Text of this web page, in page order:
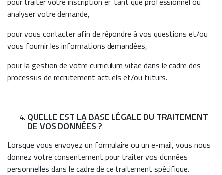
analyser votre demande,
pour vous contacter afin de répondre à vos questions et/ou
vous fournir les informations demandées,
pour la gestion de votre curriculum vitae dans le cadre des
processus de recrutement actuels et/ou futurs.
QUELLE EST LA BASE LÉGALE DU TRAITEMENT
DE VOS DONNÉES ?
Lorsque vous envoyez un formulaire ou un e-mail, vous nous
donnez votre consentement pour traiter vos données
personnelles dans le cadre de ce traitement spécifique.